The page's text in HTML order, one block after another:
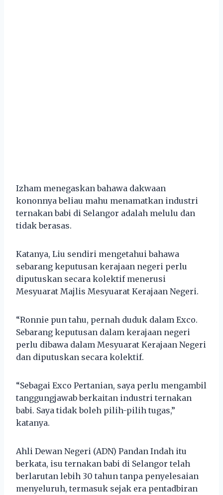
Izham menegaskan bahawa dakwaan
kononnya beliau mahu menamatkan industri
ternakan babi di Selangor adalah melulu dan
tidak berasas.
Katanya, Liu sendiri mengetahui bahawa
sebarang keputusan kerajaan negeri perlu
diputuskan secara kolektif menerusi
Mesyuarat Majlis Mesyuarat Kerajaan Negeri.
“Ronnie pun tahu, pernah duduk dalam Exco.
Sebarang keputusan dalam kerajaan negeri
perlu dibawa dalam Mesyuarat Kerajaan Negeri
dan diputuskan secara kolektif.
“Sebagai Exco Pertanian, saya perlu mengambil
tanggungjawab berkaitan industri ternakan
babi. Saya tidak boleh pilih-pilih tugas,”
katanya.
Ahli Dewan Negeri (ADN) Pandan Indah itu
berkata, isu ternakan babi di Selangor telah
berlarutan lebih 30 tahun tanpa penyelesaian
menyeluruh, termasuk sejak era pentadbiran